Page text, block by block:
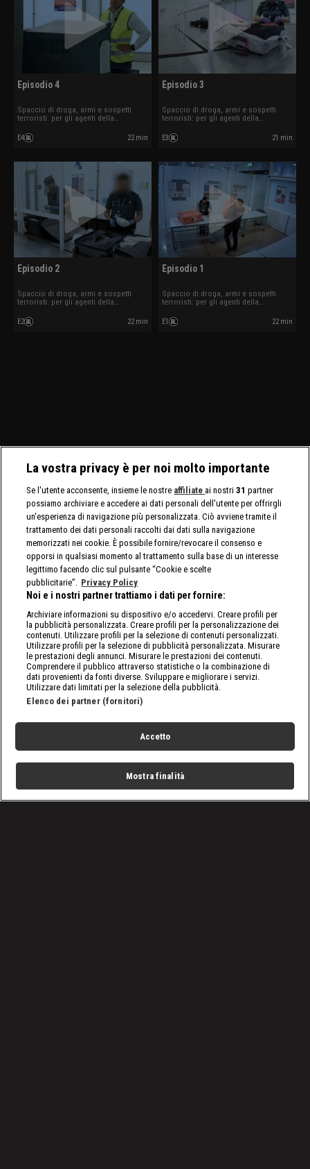
Episodio 4
Spaccio di droga, armi e sospetti
terroristi: per gli agenti della
sono all'ordine del giorno.
E4 22 min
Episodio 3
Spaccio di droga, armi e sospetti
terroristi: per gli agenti della
sono all'ordine del giorno.
E3 21 min
Episodio 2
Spaccio di droga, armi e sospetti
terroristi: per gli agenti della
sono all'ordine del giorno.
E2 22 min
Episodio 1
Spaccio di droga, armi e sospetti
terroristi: per gli agenti della
sono all'ordine del giorno.
E1 22 min
La vostra privacy è per noi molto importante
Se l'utente acconsente, insieme le nostre affiliate ai nostri31 partner
possiamo archiviare e accedere ai dati personali dell'utente per offrirgli
un'esperienza di navigazione più personalizzata. Ciò avviene tramite il
trattamento dei dati personali raccolti dai dati sulla navigazione
memorizzati nei cookie. È possibile fornire/revocare il consenso e
opporsi in qualsiasi momento al trattamento sulla base di un interesse
legittimo facendo clic sul pulsante “Cookie e scelte
pubblicitarie”. Privacy Policy
Noi e i nostri partner trattiamo i dati per fornire:
Archiviare informazioni su dispositivo e/o accedervi. Creare profili per
la pubblicità personalizzata. Creare profili per la personalizzazione dei
contenuti. Utilizzare profili per la selezione di contenuti personalizzati.
Utilizzare profili per la selezione di pubblicità personalizzata. Misurare
le prestazioni degli annunci. Misurare le prestazioni dei contenuti.
Comprendere il pubblico attraverso statistiche o la combinazione di
dati provenienti da fonti diverse. Sviluppare e migliorare i servizi.
Utilizzare dati limitati per la selezione della pubblicità.
Elenco dei partner (fornitori)
Accetto
Mostra finalità